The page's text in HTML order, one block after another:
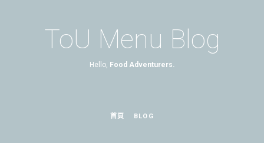
ToU Menu Blog
Hello, Food Adventurers.
首頁 BLOG